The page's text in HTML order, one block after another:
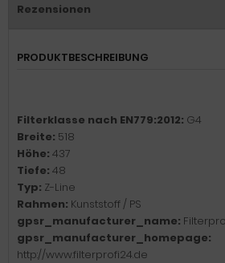
Rezensionen
PRODUKTBESCHREIBUNG
Filterklasse nach EN779:2012: G4
Breite: 518
Höhe: 437
Tiefe: 48
Typ: Z-Line
Rahmen: Kunststoff / PS
gpsr_manufacturer_name:
gpsr_manufacturer_homepage:
http://www.filterprofi24.de